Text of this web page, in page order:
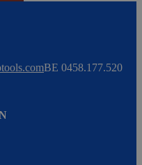
BE 0458.177.520